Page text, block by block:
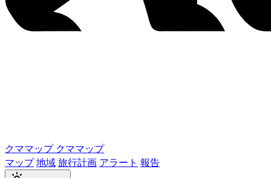
クママップ クママップ
マップ地域旅行計画 アラート 報告